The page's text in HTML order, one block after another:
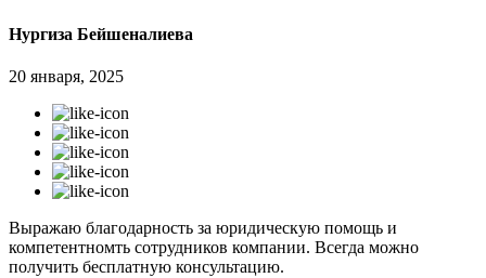
Нургиза Бейшеналиева
20 января, 2025
Выражаю благодарность за юридическую помощь и
компетентномть сотрудников компании. Всегда можно
получить бесплатную консультацию.